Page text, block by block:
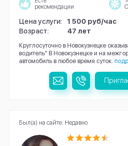
рекомендации
Цена услуги:
1 500 руб/час
Возраст:
47 лет
Круглосуточно в Новокузнецке
водитель" В Новокузнецке и на
автомобиль в любое время суток.
Был(а) на сайте: Недавно